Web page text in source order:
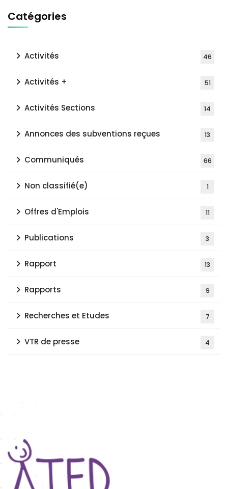
Catégories
Activités 46
Activités + 51
Activités Sections 14
Annonces des subventions reçues 13
Communiqués 66
Non classifié(e) 1
Offres d'Emplois 11
Publications 3
Rapport 13
Rapports 9
Recherches et Etudes 7
VTR de presse 4